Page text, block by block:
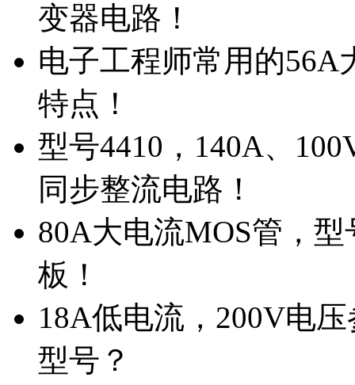
变器电路！
电子工程师常用的56A
特点！
型号4410，140A、
同步整流电路！
80A大电流MOS管，
板！
18A低电流，200V电
型号？